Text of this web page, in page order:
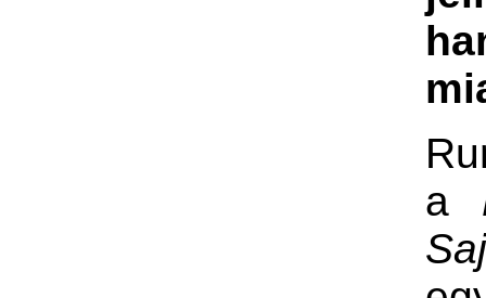
a